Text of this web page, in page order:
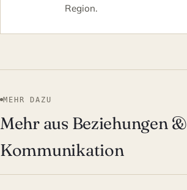
Region.
MEHR DAZU
Mehr aus Beziehungen &
Kommunikation